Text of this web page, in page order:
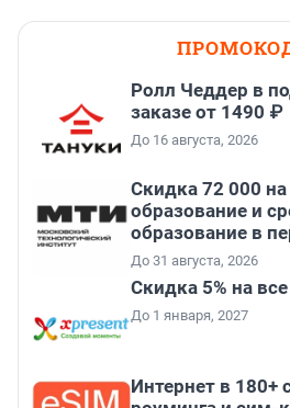
Ролл Чеддер в
заказе от 1490 ₽
До 16 августа, 2026
Скидка 72 000
образование и
образование в
До 31 августа, 2026
Скидка 5% на
До 1 января, 2027
Интернет в 180+